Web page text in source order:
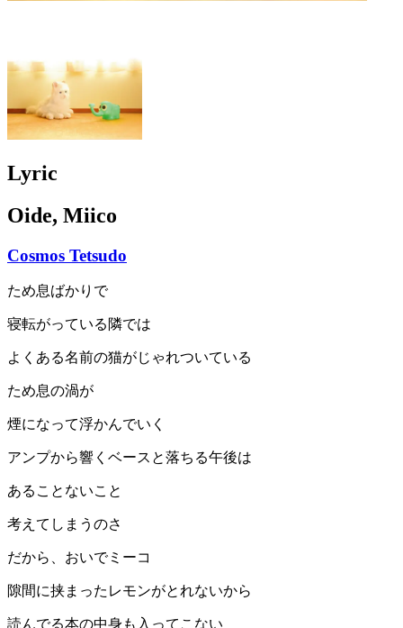
Lyric
Oide, Miico
Cosmos Tetsudo
ため息ばかりで
寝転がっている隣では
よくある名前の猫がじゃれついている
ため息の渦が
煙になって浮かんでいく
アンプから響くベースと落ちる午後は
あることないこと
考えてしまうのさ
だから、おいでミーコ
隙間に挟まったレモンがとれないから
読んでる本の中身も入ってこない